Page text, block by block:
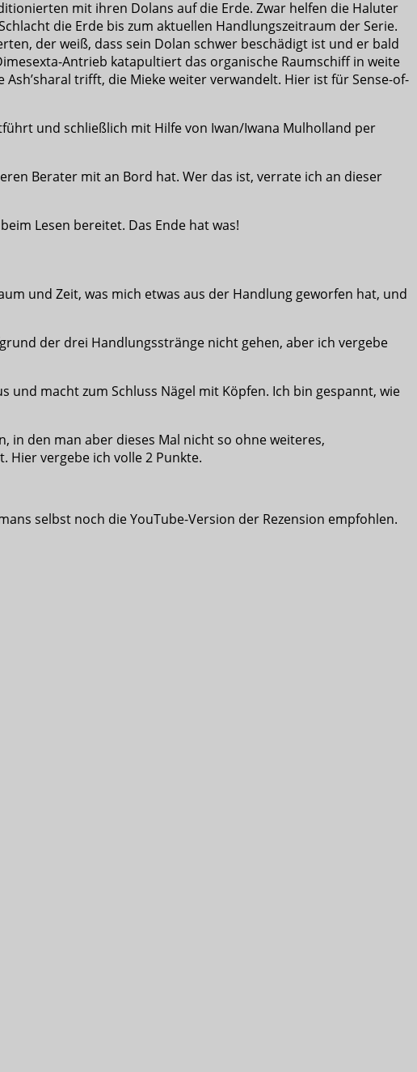
mit ihren Dolans auf die Erde. Zwar helfen die Haluter
die Erde bis zum aktuellen Handlungszeitraum der Serie.
der weiß, dass sein Dolan schwer beschädigt ist und er bald
Antrieb katapultiert das organische Raumschiff in weite
trifft, die Mieke weiter verwandelt. Hier ist für Sense-of-
und schließlich mit Hilfe von Iwan/Iwana Mulholland per
Berater mit an Bord hat. Wer das ist, verrate ich an dieser
Lesen bereitet. Das Ende hat was!
und Zeit, was mich etwas aus der Handlung geworfen hat, und
der drei Handlungsstränge nicht gehen, aber ich vergebe
und macht zum Schluss Nägel mit Köpfen. Ich bin gespannt, wie
in den man aber dieses Mal nicht so ohne weiteres,
Hier vergebe ich volle 2 Punkte.
selbst noch die YouTube-Version der Rezension empfohlen.